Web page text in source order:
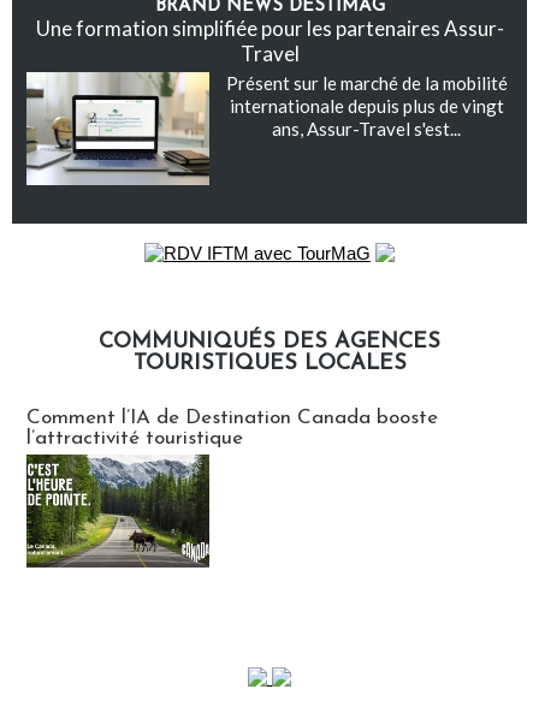
BRAND NEWS DESTIMAG
Une formation simplifiée pour les partenaires Assur-
Travel
Présent sur le marché de la mobilité
internationale depuis plus de vingt
ans, Assur-Travel s'est...
COMMUNIQUÉS DES AGENCES
TOURISTIQUES LOCALES
Comment l’IA de Destination Canada booste
l’attractivité touristique